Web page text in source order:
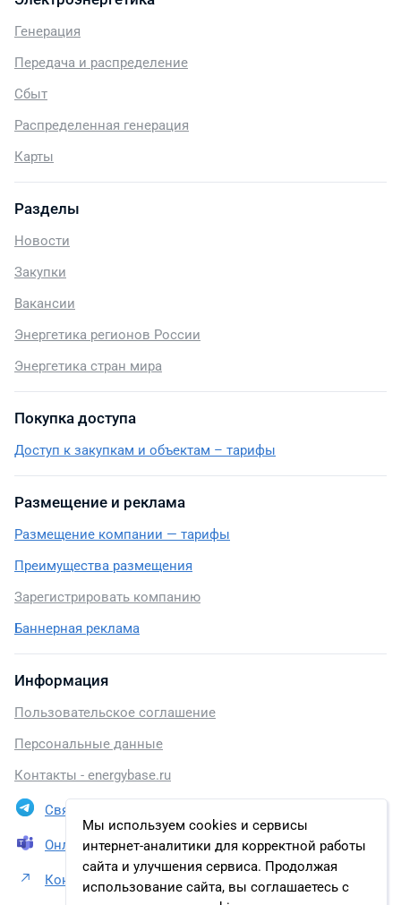
Мы используем cookies и сервисы
интернет-аналитики для корректной работы
сайта и улучшения сервиса. Продолжая
использование сайта, вы соглашаетесь с
Генерация
Передача и распределение
Сбыт
Распределенная генерация
Карты
Разделы
Новости
Закупки
Вакансии
Энергетика регионов России
Энергетика стран мира
Покупка доступа
Доступ к закупкам и объектам – тарифы
Размещение и реклама
Размещение компании — тарифы
Преимущества размещения
Зарегистрировать компанию
Баннерная реклама
Информация
Пользовательское соглашение
Персональные данные
Контакты - energybase.ru
Связаться в Telegram
Онлайн презентация
Контакты ООО «Белкамнефть»